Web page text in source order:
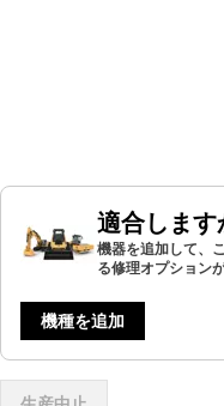
適合します
機器を追加して、
る修理オプション
機種を追加